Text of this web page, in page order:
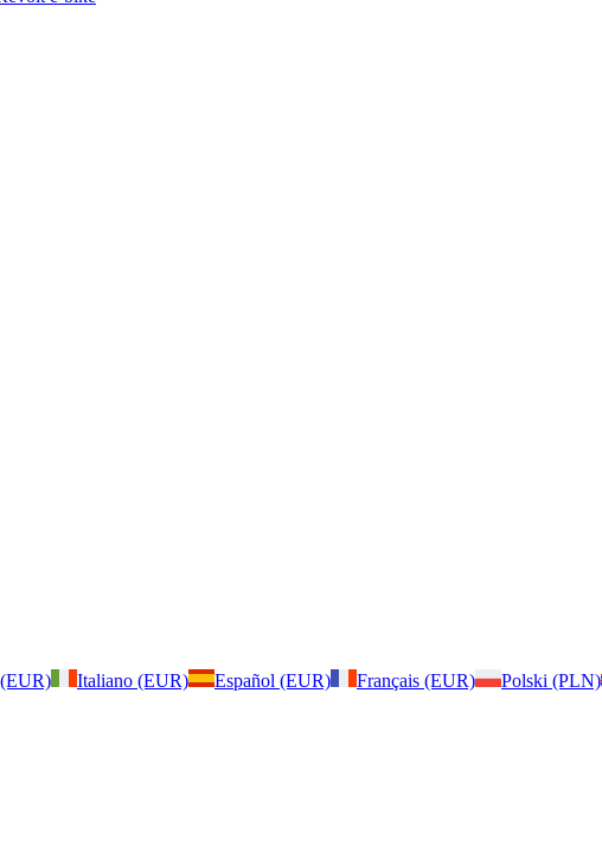
Italiano (EUR) Español (EUR) Français (EUR) Polski (PLN)